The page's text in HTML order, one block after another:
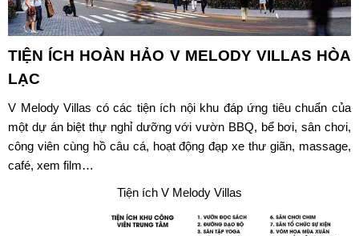
TIỆN ÍCH HOÀN HẢO V MELODY VILLAS HÒA
LẠC
V Melody Villas có các tiện ích nội khu đáp ứng tiêu chuẩn của
một dự án biệt thự nghỉ dưỡng với vườn BBQ, bể bơi, sân chơi,
công viên cùng hồ câu cá, hoạt động đạp xe thư giãn, massage,
café, xem film…
Tiện ích V Melody Villas